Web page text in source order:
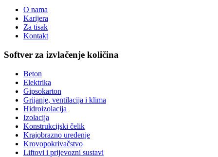
O nama
Karijera
Za tisak
Kontakt
Softver za izvlačenje količina
Beton
Elektrika
Gipsokarton
Grijanje, ventilacija i klima
Hidroizolacija
Izolacija
Konstrukcijski čelik
Krajobrazno uređenje
Krovopokrivačstvo
Liftovi i prijevozni sustavi